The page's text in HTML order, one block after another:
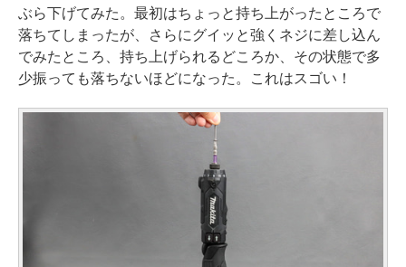
ぶら下げてみた。最初はちょっと持ち上がったところで
落ちてしまったが、さらにグイッと強くネジに差し込ん
でみたところ、持ち上げられるどころか、その状態で多
少振っても落ちないほどになった。これはスゴい！